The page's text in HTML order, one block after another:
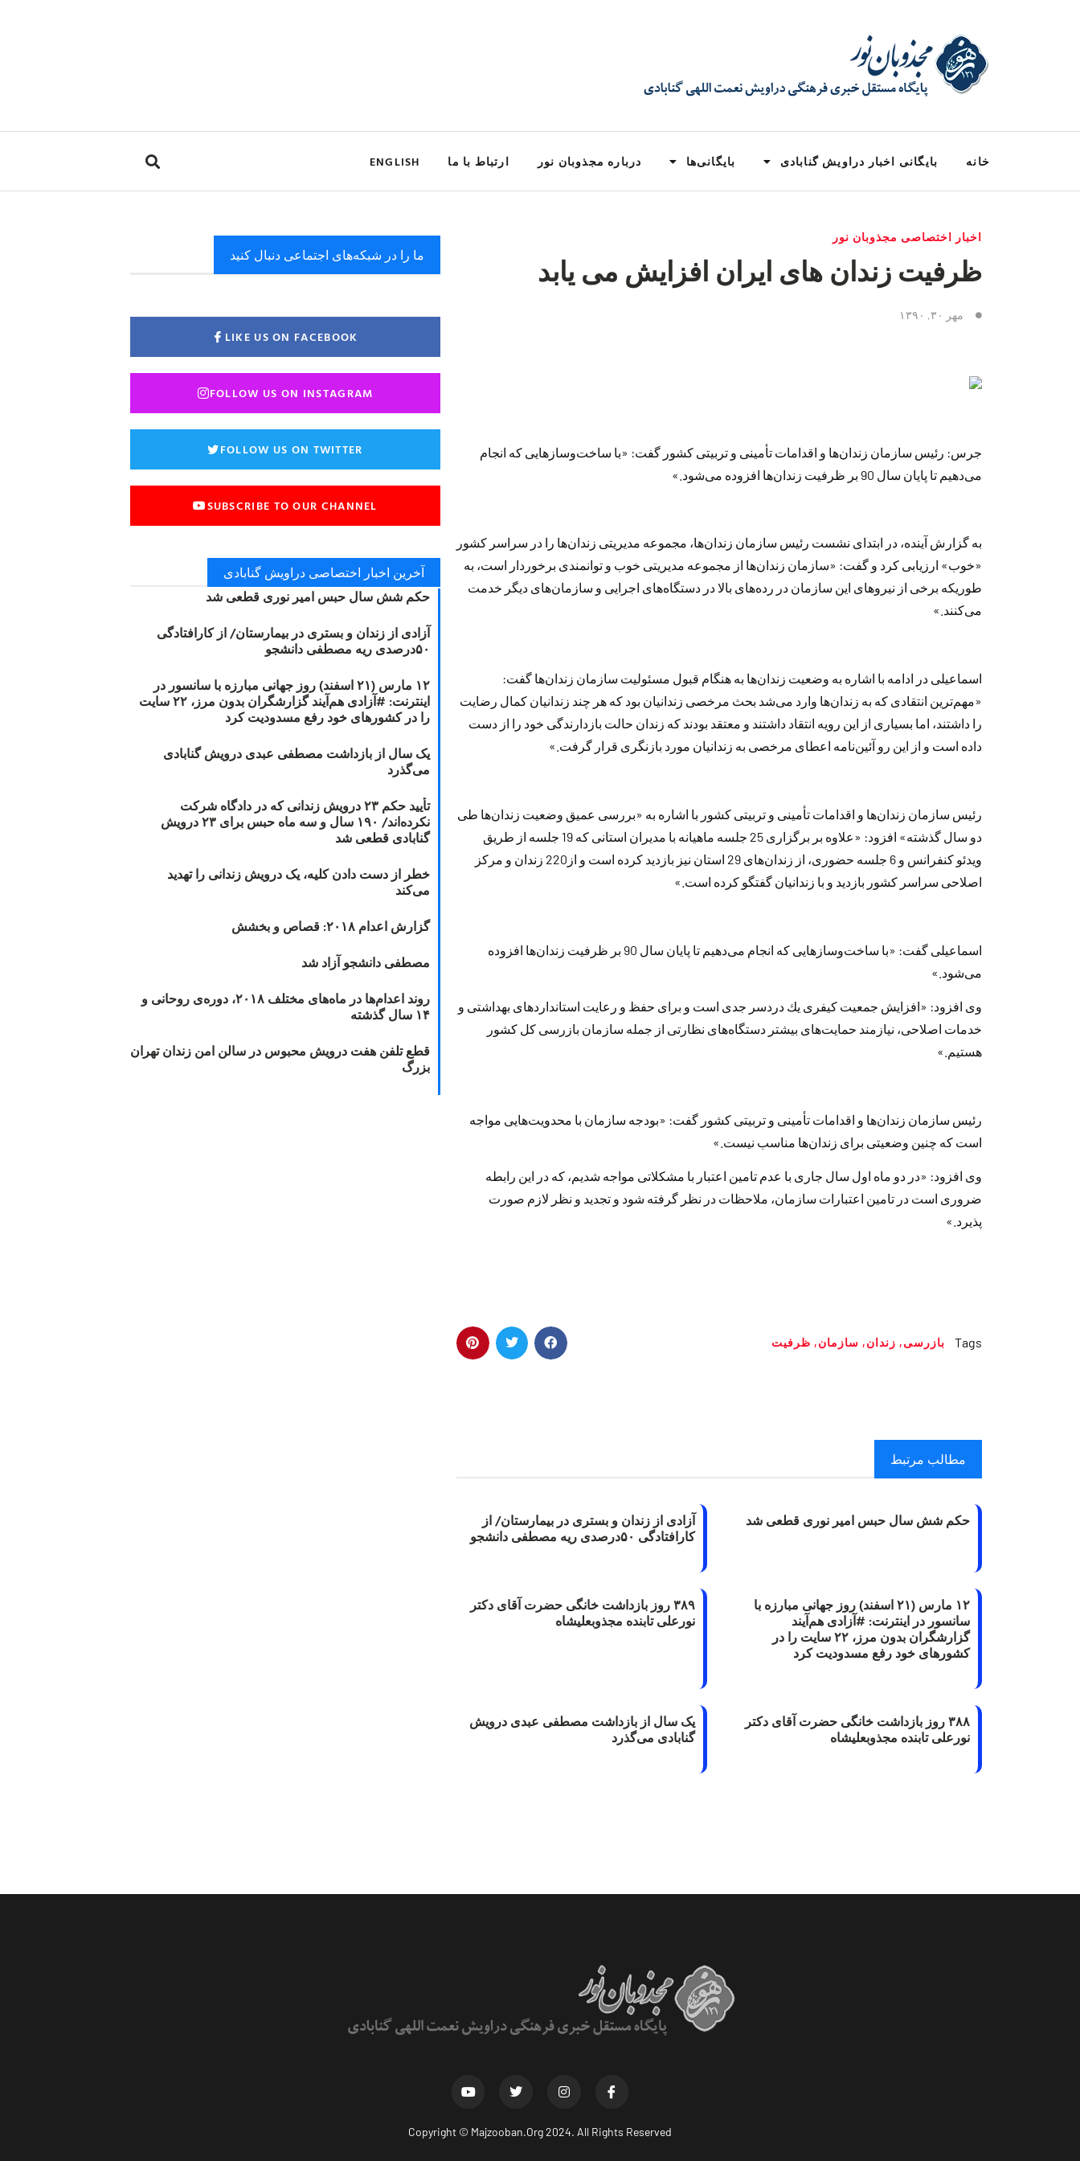
خانه بایگانی اخبار دراویش گنابادی بایگانی‌ها درباره مجذوبان نور ارتباط با ما ENGLISH
اخبار اختصاصی مجذوبان نور
ظرفیت زندان های ایران افزایش می یابد
مهر ۳۰, ۱۳۹۰
جرس: رئیس سازمان زندان‌ها و اقدامات تأمینی و تربیتی كشور گفت: «با ساخت‌وسازهایی كه انجام
می‌دهیم تا پایان سال 90 بر ظرفیت زندان‌ها افزوده می‌شود.»
به گزارش آینده، در ابتدای نشست رئیس سازمان زندان‌ها، مجموعه مدیریتی زندان‌ها را در سراسر كشور
«خوب» ارزیابی كرد و گفت: «سازمان زندان‌ها از مجموعه مدیریتی خوب و توانمندی برخوردار است، به
طوریكه برخی از نیروهای این سازمان در رده‌های بالا در دستگاه‌های اجرایی و سازمان‌های دیگر خدمت
می‌كنند.»
اسماعیلی در ادامه با اشاره به وضعیت زندان‌ها به هنگام قبول مسئولیت سازمان زندان‌ها گفت:
«مهم‌ترین انتقادی كه به زندان‌ها وارد می‌شد بحث مرخصی زندانیان بود كه هر چند زندانیان كمال رضایت
را داشتند، اما بسیاری از این رویه انتقاد داشتند و معتقد بودند كه زندان حالت بازدارندگی خود را از دست
داده است و از این رو آئین‌نامه اعطای مرخصی به زندانیان مورد بازنگری قرار گرفت.»
رئیس سازمان زندان‌ها و اقدامات تأمینی و تربیتی كشور با اشاره به «بررسی عمیق وضعیت زندان‌ها طی
دو سال گذشته» افزود: «علاوه بر برگزاری 25 جلسه ماهیانه با مدیران استانی كه 19 جلسه از طریق
ویدئو كنفرانس و 6 جلسه حضوری، از زندان‌های 29 استان نیز بازدید كرده است و از220 زندان و مركز
اصلاحی سراسر كشور بازدید و با زندانیان گفتگو كرده است.»
اسماعیلی گفت: «با ساخت‌وسازهایی كه انجام می‌دهیم تا پایان سال 90 بر ظرفیت زندان‌ها افزوده
می‌شود.»
وی افزود: «افزایش جمعیت كیفری یك دردسر جدی است و برای حفظ و رعایت استانداردهای بهداشتی و
خدمات اصلاحی، نیازمند حمایت‌های بیشتر دستگاه‌های نظارتی از جمله سازمان بازرسی كل كشور
هستیم.»
رئیس سازمان زندان‌ها و اقدامات تأمینی و تربیتی كشور گفت: «بودجه سازمان با محدویت‌هایی مواجه
است كه چنین وضعیتی برای زندان‌ها مناسب نیست.»
وی افزود: «در دو ماه اول سال جاری با عدم تامین اعتبار با مشكلاتی مواجه شدیم، كه در این رابطه
ضروری است در تامین اعتبارات سازمان، ملاحظات در نظر گرفته شود و تجدید و نظر لازم صورت
پذیرد.»
Tags بازرسی, زندان, سازمان, ظرفیت
مطالب مرتبط
حکم شش سال حبس امیر نوری قطعی شد
آزادی از زندان و بستری در بیمارستان/ از
کارافتادگی ۵۰درصدی ریه مصطفی دانشجو
۱۲ مارس (۲۱ اسفند) روز جهانی مبارزه با
سانسور در اینترنت: #آزادی هم‌آیند
گزارشگران‌ بدون مرز، ۲۲ سایت را در
کشورهای خود رفع مسدودیت کرد
۳۸۹ روز بازداشت خانگی حضرت آقای دکتر
نورعلی تابنده مجذوبعلیشاه
۳۸۸ روز بازداشت خانگی حضرت آقای دکتر
نورعلی تابنده مجذوبعلیشاه
یک سال از بازداشت مصطفی عبدی درویش
گنابادی می‌گذرد
ما را در شبکه‌های اجتماعی دنبال کنید
LIKE US ON FACEBOOK
FOLLOW US ON INSTAGRAM
FOLLOW US ON TWITTER
SUBSCRIBE TO OUR CHANNEL
آخرین اخبار اختصاصی دراویش گنابادی
حکم شش سال حبس امیر نوری قطعی شد
آزادی از زندان و بستری در بیمارستان/ از کارافتادگی
۵۰درصدی ریه مصطفی دانشجو
۱۲ مارس (۲۱ اسفند) روز جهانی مبارزه با سانسور در
اینترنت: #آزادی هم‌آیند گزارشگران‌ بدون مرز، ۲۲ سایت
را در کشورهای خود رفع مسدودیت کرد
یک سال از بازداشت مصطفی عبدی درویش گنابادی
می‌گذرد
تأیید حکم ۲۳ درویش زندانی که در دادگاه شرکت
نکرده‌اند/ ۱۹۰ سال و سه ماه حبس برای ۲۳ درویش
گنابادی قطعی شد
خطر از دست دادن کلیه، یک درویش زندانی را تهدید
می‌کند
گزارش اعدام ۲۰۱۸: قصاص و بخشش
مصطفی دانشجو آزاد شد
روند اعدام‌ها در ماه‌های مختلف ۲۰۱۸، دوره‌ی روحانی و
۱۴ سال گذشته
قطع تلفن هفت درویش محبوس در سالن امن زندان تهران
بزرگ
Copyright © Majzooban.Org2024. All Rights Reserved